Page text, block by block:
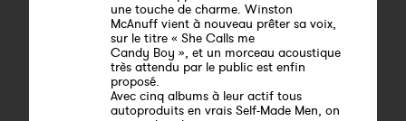
une touche de charme. Winston
McAnuff vient à nouveau prêter sa voix,
sur le titre « She Calls me
Candy Boy », et un morceau acoustique
très attendu par le public est enfin
proposé.
Avec cinq albums à leur actif tous
autoproduits en vrais Self-Made Men, on